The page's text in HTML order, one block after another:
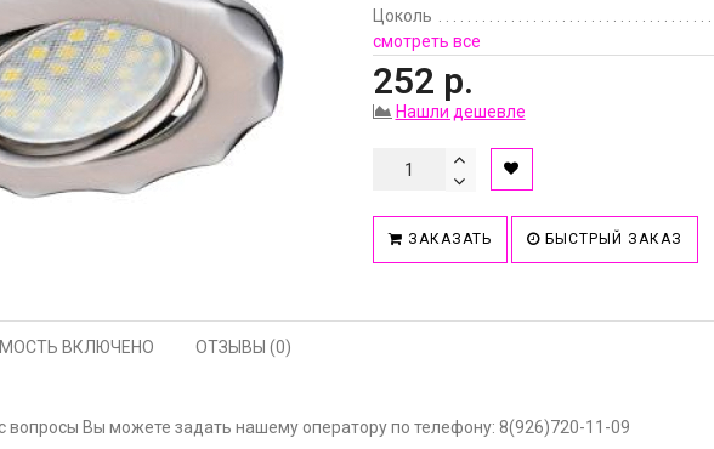
Цоколь
смотреть все
252 р.
Нашли дешевле
ЗАКАЗАТЬ БЫСТРЫЙ ЗАКАЗ
ВКЛЮЧЕНО ОТЗЫВЫ (0)
Вы можете задать нашему оператору по телефону: 8(926)720-11-09